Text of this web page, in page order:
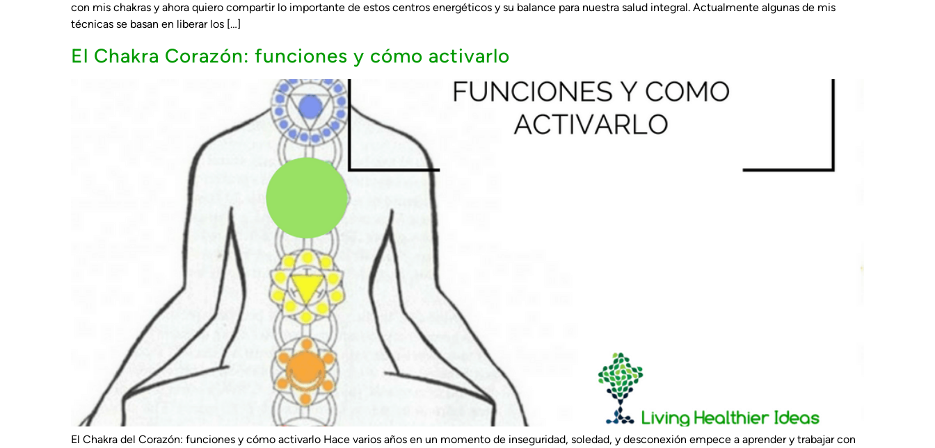
con mis chakras y ahora quiero compartir lo importante de estos centros energéticos y su balance para nuestra salud integral. Actualmente algunas de mis
técnicas se basan en liberar los […]
El Chakra Corazón: funciones y cómo activarlo
El Chakra del Corazón: funciones y cómo activarlo Hace varios años en un momento de inseguridad, soledad, y desconexión empece a aprender y trabajar con